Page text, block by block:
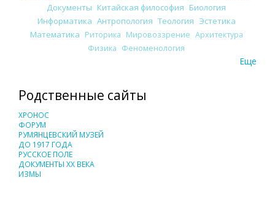
Документы Китайская философия Биология
Информатика Антропология Теология Эстетика
Математика Риторика Мировоззрение Архитектура
Физика Феноменология
Еще
Родственные сайты
ХРОНОС
ФОРУМ
РУМЯНЦЕВСКИЙ МУЗЕЙ
ДО 1917 ГОДА
РУССКОЕ ПОЛЕ
ДОКУМЕНТЫ XX ВЕКА
ИЗМЫ